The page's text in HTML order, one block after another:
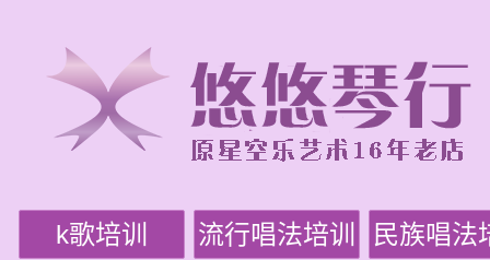
k歌培训 流行唱法培训 民族唱法